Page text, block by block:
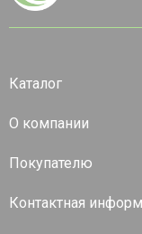
Каталог
О компании
Покупателю
Контактная